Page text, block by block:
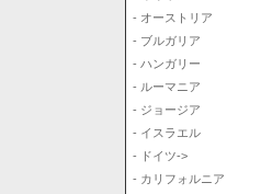
- オーストリア
- ブルガリア
- ハンガリー
- ルーマニア
- ジョージア
- イスラエル
- ドイツ->
- カリフォルニア